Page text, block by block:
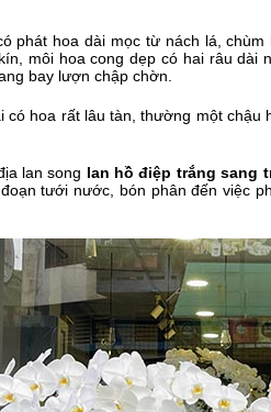
phát hoa dài mọc từ nách lá,
môi hoa cong dẹp có hai râu
bay lượn chập chờn.
có hoa rất lâu tàn, thường một chậu
lan song lan hồ điệp trắng sang
tưới nước, bón phân đến việc